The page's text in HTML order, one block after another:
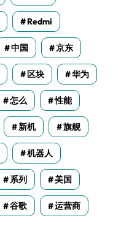
Redmi
中国 京东
区块 华为
怎么 性能
新机 旗舰
机器人
系列 美国
谷歌 运营商